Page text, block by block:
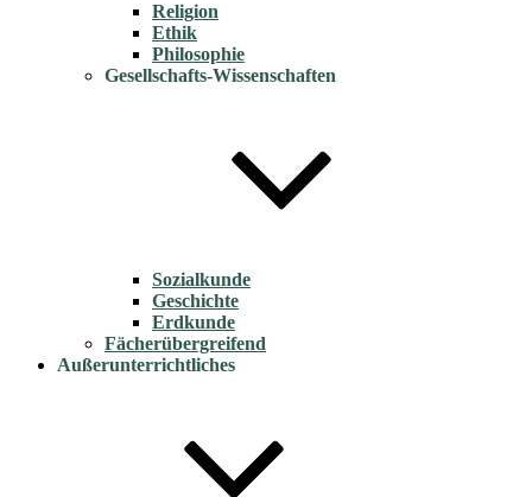
Religion
Ethik
Philosophie
Gesellschafts-Wissenschaften
Sozialkunde
Geschichte
Erdkunde
Fächerübergreifend
Außerunterrichtliches